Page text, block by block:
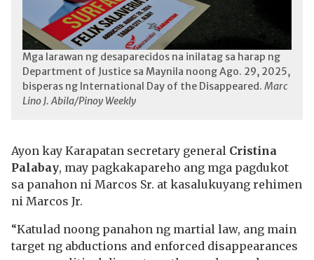
Mga larawan ng desaparecidos na inilatag sa harap ng
Department of Justice sa Maynila noong Ago. 29, 2025,
bisperas ng International Day of the Disappeared. Marc
Lino J. Abila/Pinoy Weekly
Ayon kay Karapatan secretary general Cristina
Palabay, may pagkakapareho ang mga pagdukot
sa panahon ni Marcos Sr. at kasalukuyang rehimen
ni Marcos Jr.
“Katulad noong panahon ng martial law, ang main
target ng abductions and enforced disappearances